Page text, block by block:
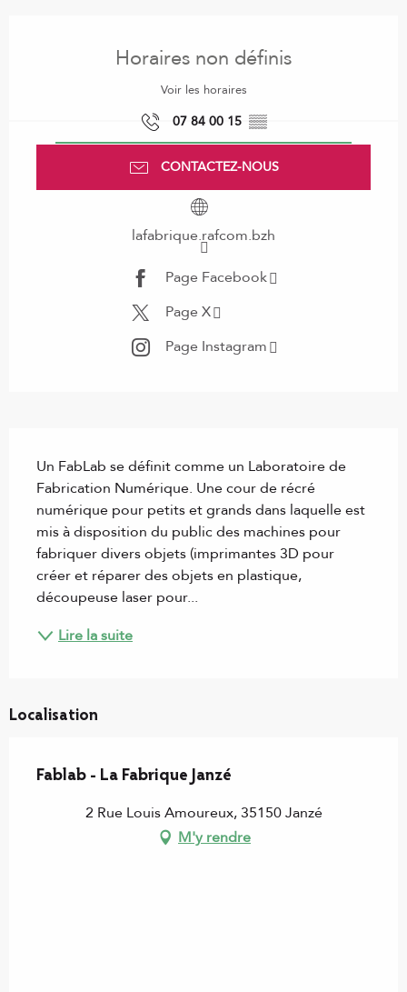
Horaires non définis
Voir les horaires
07 84 00 15 ▒▒
CONTACTEZ-NOUS
lafabrique.rafcom.bzh
Page Facebook
Page X
Page Instagram
Un FabLab se définit comme un Laboratoire de
Fabrication Numérique. Une cour de récré
numérique pour petits et grands dans laquelle est
mis à disposition du public des machines pour
fabriquer divers objets (imprimantes 3D pour
créer et réparer des objets en plastique,
découpeuse laser pour...
Lire la suite
Localisation
Fablab - La Fabrique Janzé
2 Rue Louis Amoureux, 35150 Janzé
M'y rendre